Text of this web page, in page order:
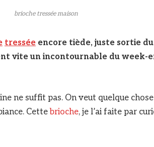
brioche tressée maison
tressée encore tiède, juste sortie
vite un incontournable du week-
ne suffit pas. On veut quelque
Cettebrioche, je l’ai faite par